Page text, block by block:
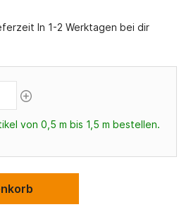
In 1-2 Werktagen bei dir
von 0,5 m bis 1,5 m bestellen.